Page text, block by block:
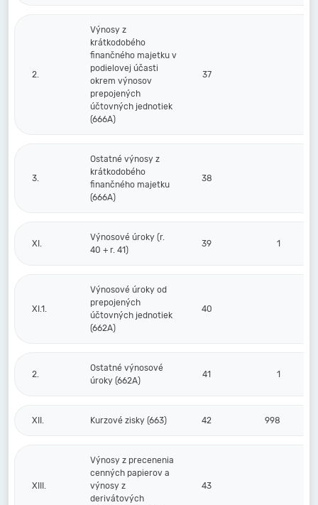
2.
Výnosy z
krátkodobého
finančného majetku v
podielovej účasti
okrem výnosov
prepojených
účtovných jednotiek
(666A)
37
3.
Ostatné výnosy z
krátkodobého
finančného majetku
(666A)
38
XI.
Výnosové úroky (r.
40 + r. 41)
39 1
XI.1.
Výnosové úroky od
prepojených
účtovných jednotiek
(662A)
40
2.
Ostatné výnosové
úroky (662A)
41 1
XII. Kurzové zisky (663) 42 998
XIII.
Výnosy z precenenia
cenných papierov a
výnosy z
derivátových
43